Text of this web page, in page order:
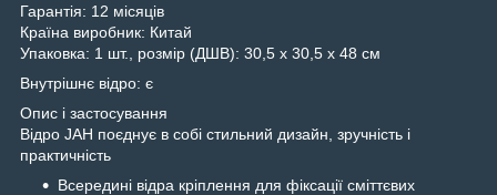
Гарантія: 12 місяців
Країна виробник: Китай
Упаковка: 1 шт., розмір (ДШВ): 30,5 x 30,5 x 48 см
Внутрішнє відро: є
Опис і застосування
Відро JAH поєднує в собі стильний дизайн, зручність і
практичність
Всередині відра кріплення для фіксації сміттєвих